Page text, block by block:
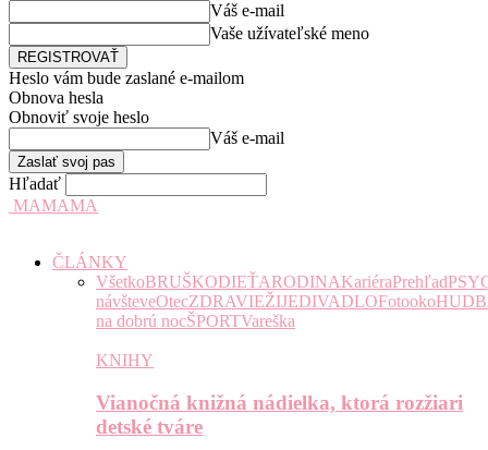
Váš e-mail
Vaše užívateľské meno
Heslo vám bude zaslané e-mailom
Obnova hesla
Obnoviť svoje heslo
Váš e-mail
Hľadať
MAMAMA
ČLÁNKY
VšetkoBRUŠKODIEŤARODINAKariéraPrehľad
návšteveOtecZDRAVIEŽIJEDIVADLOFotooko
na dobrú nocŠPORTVareška
KNIHY
Vianočná knižná nádielka, ktorá rozžiari
detské tváre